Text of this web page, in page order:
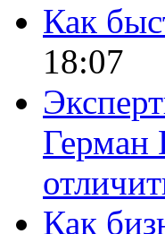
Как
18:07
Герман
Как